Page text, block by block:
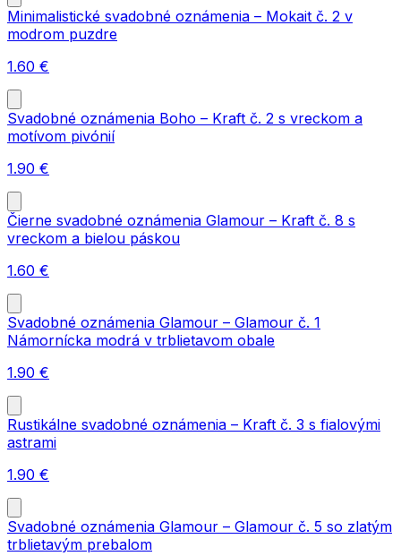
Minimalistické svadobné oznámenia – Mokait č. 2 v
modrom puzdre
1.60 €
Svadobné oznámenia Boho – Kraft č. 2 s vreckom a
motívom pivónií
1.90 €
Čierne svadobné oznámenia Glamour – Kraft č. 8 s
vreckom a bielou páskou
1.60 €
Svadobné oznámenia Glamour – Glamour č. 1
Námornícka modrá v trblietavom obale
1.90 €
Rustikálne svadobné oznámenia – Kraft č. 3 s fialovými
astrami
1.90 €
Svadobné oznámenia Glamour – Glamour č. 5 so zlatým
trblietavým prebalom